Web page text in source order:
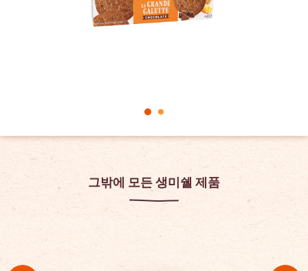
그밖에 모든 생미쉘 제품